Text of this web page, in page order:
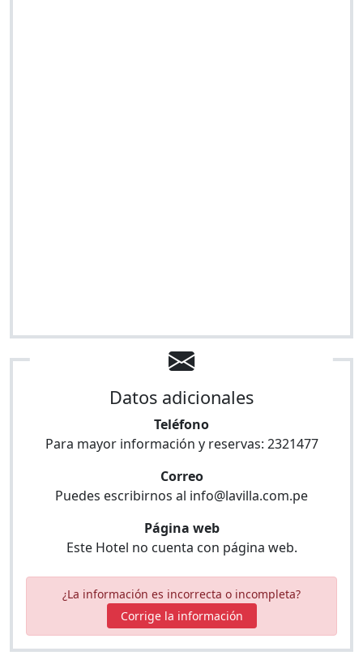
Datos adicionales
Teléfono
Para mayor información y reservas: 2321477
Correo
Puedes escribirnos al info@lavilla.com.pe
Página web
Este Hotel no cuenta con página web.
¿La información es incorrecta o incompleta?
Corrige la información